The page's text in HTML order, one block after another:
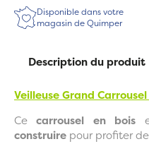
Disponible dans votre
magasin de Quimper
Description du produit
Veilleuse Grand
Cecarrousel en bois
construire pour profiter